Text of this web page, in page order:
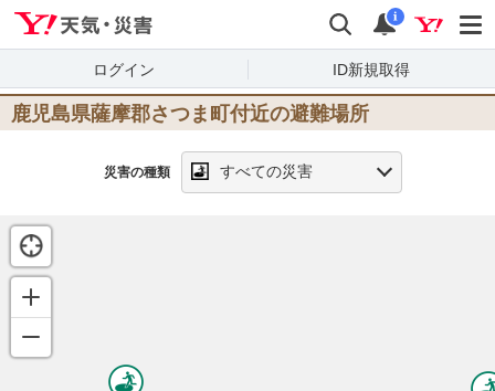
検索 通知
i
ログイン ID新規取得
鹿児島県薩摩郡さつま町 付近の避難場所
災害の種類 すべての災害